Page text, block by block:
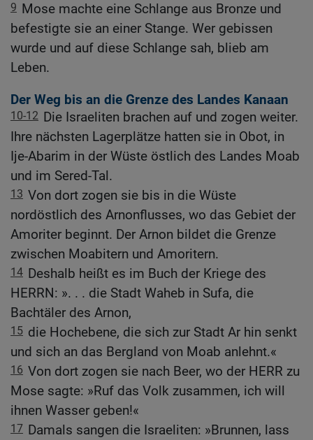
9 Mose machte eine Schlange aus Bronze und
befestigte sie an einer Stange. Wer gebissen
wurde und auf diese Schlange sah, blieb am
Leben.
Der Weg bis an die Grenze des Landes Kanaan
10-12 Die Israeliten brachen auf und zogen weiter.
Ihre nächsten Lagerplätze hatten sie in Obot, in
Ije-Abarim in der Wüste östlich des Landes Moab
und im Sered-Tal.
13 Von dort zogen sie bis in die Wüste
nordöstlich des Arnonflusses, wo das Gebiet der
Amoriter beginnt. Der Arnon bildet die Grenze
zwischen Moabitern und Amoritern.
14 Deshalb heißt es im Buch der Kriege des
HERRN: ». . . die Stadt Waheb in Sufa, die
Bachtäler des Arnon,
15 die Hochebene, die sich zur Stadt Ar hin senkt
und sich an das Bergland von Moab anlehnt.«
16 Von dort zogen sie nach Beer, wo der HERR zu
Mose sagte: »Ruf das Volk zusammen, ich will
ihnen Wasser geben!«
17 Damals sangen die Israeliten: »Brunnen, lass